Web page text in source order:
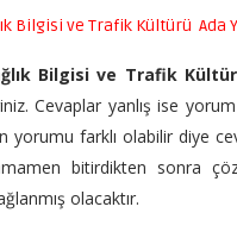
Bilgisi ve Trafik Kültürü Ada
Bilgisi ve Trafik
Cevaplar yanlış ise
yorumu farklı olabilir diye
bitirdikten sonra
olacaktır.